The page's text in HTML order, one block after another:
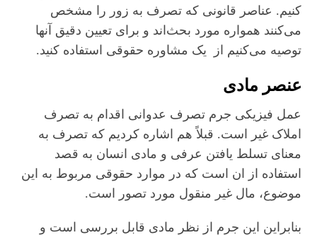
کنیم. عناصر قانونی که تصرف به زور را مشخص
می‌کنند همواره مورد بحث‌اند و برای تعیین دقیق آنها
توصیه می‌کنیم از یک مشاوره حقوقی استفاده کنید.
عنصر مادی
عمل فیزیکی جرم تصرف عدوانی اقدام به تصرف
املاک غیر است. قبلاً هم اشاره کردیم که تصرف به
معنای تسلط یافتن عرفی و مادی انسان به قصد
استفاده از ان است که در موارد حقوقی مربوط به این
موضوع، مال غیر منقول مورد تصور است.
بنابراین این جرم از نظر مادی قابل بررسی است و